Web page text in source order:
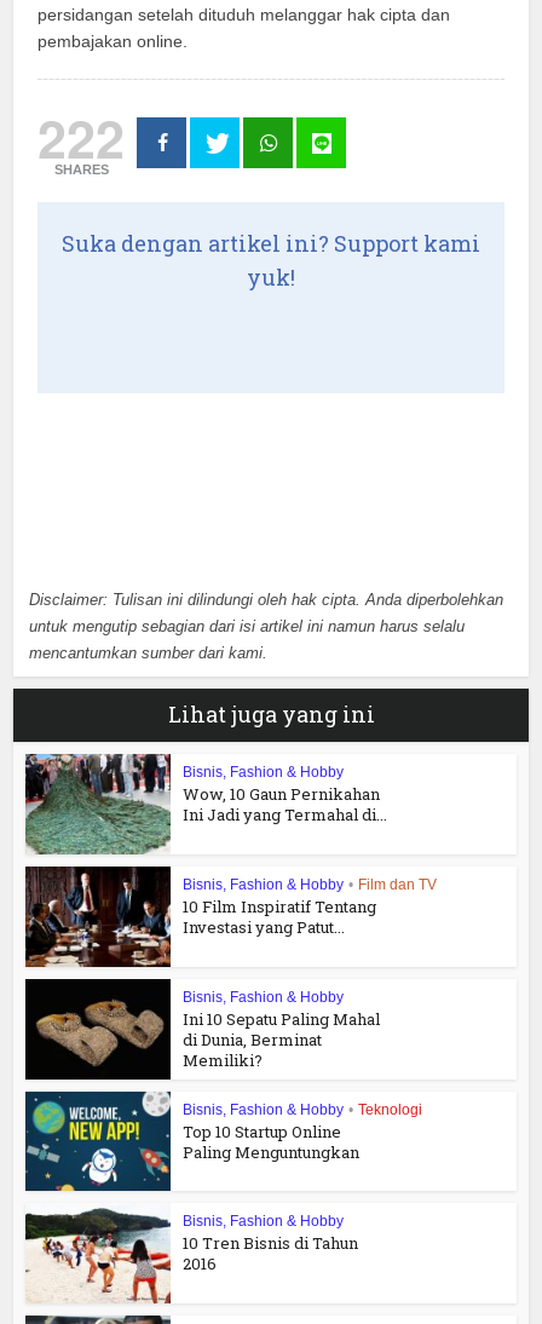
persidangan setelah dituduh melanggar hak cipta dan
pembajakan online.
222
SHARES
Suka dengan artikel ini? Support kami
yuk!
Disclaimer: Tulisan ini dilindungi oleh hak cipta. Anda diperbolehkan
untuk mengutip sebagian dari isi artikel ini namun harus selalu
mencantumkan sumber dari kami.
Lihat juga yang ini
Bisnis, Fashion & Hobby
Wow, 10 Gaun Pernikahan
Ini Jadi yang Termahal di...
Bisnis, Fashion & Hobby • Film dan TV
10 Film Inspiratif Tentang
Investasi yang Patut...
Bisnis, Fashion & Hobby
Ini 10 Sepatu Paling Mahal
di Dunia, Berminat
Memiliki?
Bisnis, Fashion & Hobby • Teknologi
Top 10 Startup Online
Paling Menguntungkan
Bisnis, Fashion & Hobby
10 Tren Bisnis di Tahun
2016